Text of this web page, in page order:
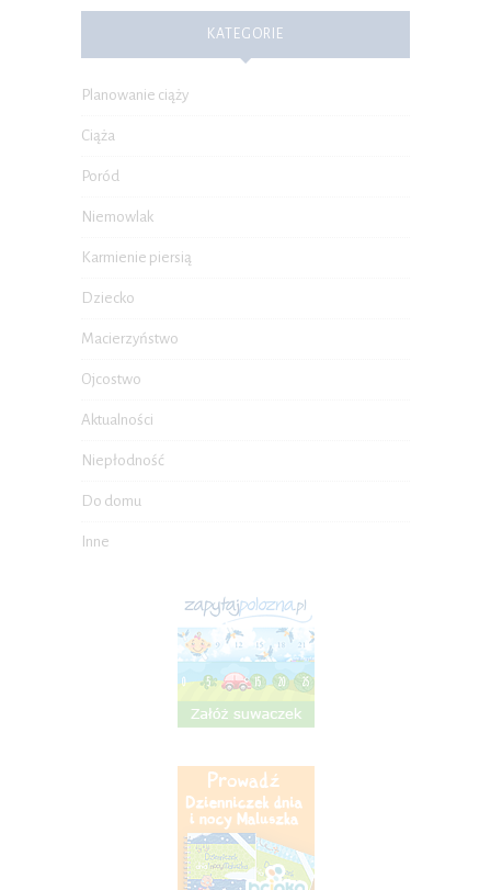
KATEGORIE
Planowanie ciąży
Ciąża
Poród
Niemowlak
Karmienie piersią
Dziecko
Macierzyństwo
Ojcostwo
Aktualności
Niepłodność
Do domu
Inne